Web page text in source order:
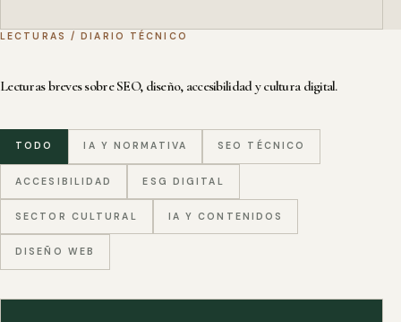
LECTURAS / DIARIO TÉCNICO
Lecturas breves sobre SEO, diseño, accesibilidad y cultura digital.
TODO IA Y NORMATIVA SEO TÉCNICO
ACCESIBILIDAD ESG DIGITAL
SECTOR CULTURAL IA Y CONTENIDOS
DISEÑO WEB